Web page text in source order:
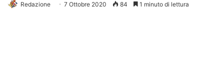
Redazione 7 Ottobre 2020 84 1 minuto di lettura